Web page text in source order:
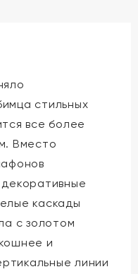
стильных
все более
Вместо
каскады
с золотом
и
линии